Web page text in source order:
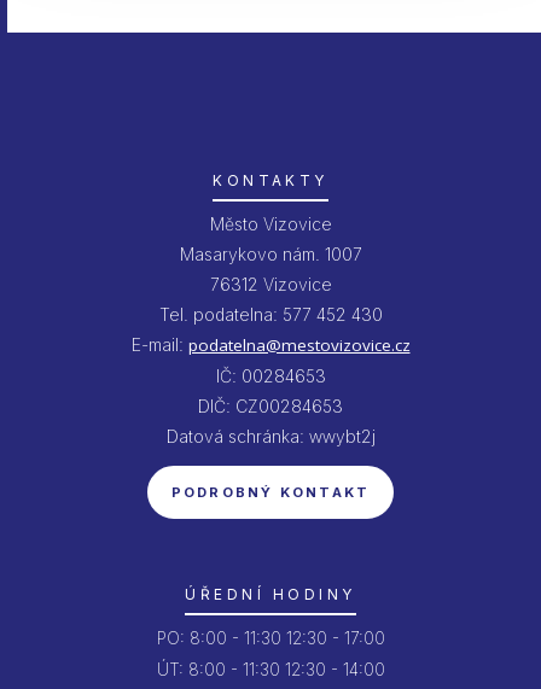
KONTAKTY
Město Vizovice
Masarykovo nám. 1007
76312 Vizovice
Tel. podatelna: 577 452 430
E-mail: podatelna@mestovizovice.cz
IČ: 00284653
DIČ: CZ00284653
Datová schránka: wwybt2j
PODROBNÝ KONTAKT
ÚŘEDNÍ HODINY
PO: 8:00 - 11:30 12:30 - 17:00
ÚT: 8:00 - 11:30 12:30 - 14:00